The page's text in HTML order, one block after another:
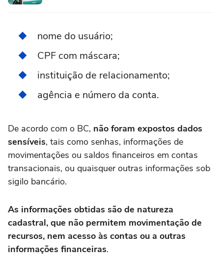
nome do usuário;
CPF com máscara;
instituição de relacionamento;
agência e número da conta.
De acordo com o BC, não foram expostos dados
sensíveis, tais como senhas, informações de
movimentações ou saldos financeiros em contas
transacionais, ou quaisquer outras informações sob
sigilo bancário.
As informações obtidas são de natureza
cadastral, que não permitem movimentação de
recursos, nem acesso às contas ou a outras
informações financeiras.